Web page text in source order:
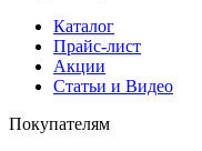
Каталог
Прайс-лист
Акции
Статьи и Видео
Покупателям